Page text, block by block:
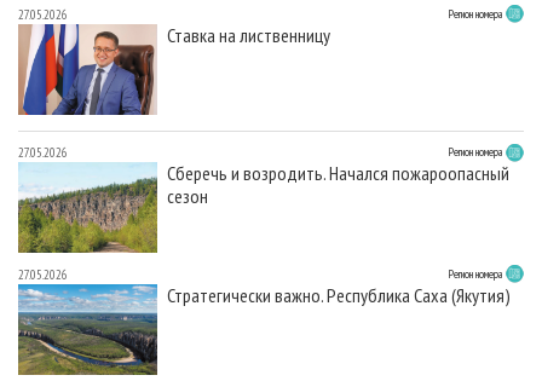
27.05.2026 Регион номера
Ставка на лиственницу
27.05.2026 Регион номера
Сберечь и возродить. Начался пожароопасный
сезон
27.05.2026 Регион номера
Стратегически важно. Республика Саха (Якутия)